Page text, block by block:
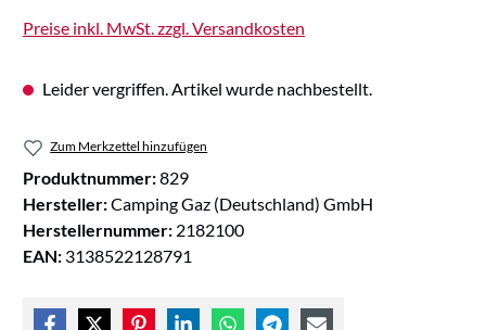
Preise inkl. MwSt. zzgl. Versandkosten
Leider vergriffen. Artikel wurde nachbestellt.
Zum Merkzettel hinzufügen
Produktnummer:829
Hersteller:Camping Gaz (Deutschland) GmbH
Herstellernummer: 2182100
EAN: 3138522128791